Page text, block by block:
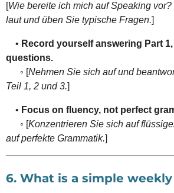
[Wie bereite ich mich auf Speaking
laut und üben Sie typische Fragen.]
• Record yourself answering Part 1,
questions.
◦ [Nehmen Sie sich auf und
Teil 1, 2 und 3.]
• Focus on fluency, not perfect
◦ [Konzentrieren Sie sich auf
auf perfekte Grammatik.]
6. What is a simple